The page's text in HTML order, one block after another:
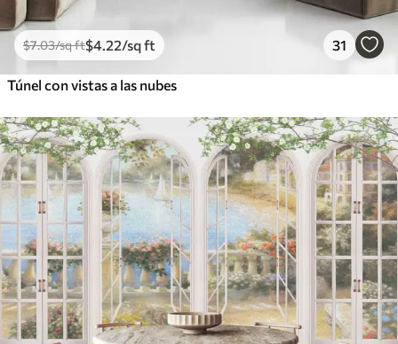
$7.03/sq ft$4 .22/sq ft 31
Túnel con vistas a las nubes